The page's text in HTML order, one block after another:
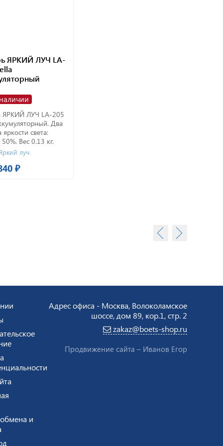
ЯРКИЙ ЛУЧ LA-
ЯРКИЙ ЛУЧ LA-205
Два
света:
Вес 0.13 кг.
луч
₽
и
Адрес офиса - Москва, Волоколамское
шоссе, дом 89, кор.1, стр. 2
zakaz@boets-shop.ru
Продвижение сайта – Иванов Егор